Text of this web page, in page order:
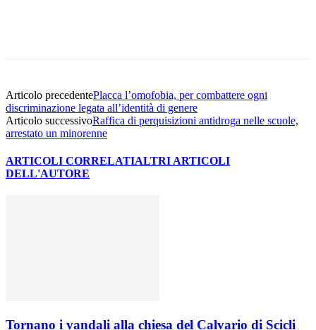
Articolo precedentePlacca l’omofobia, per combattere ogni
discriminazione legata all’identità di genere
Articolo successivoRaffica di perquisizioni antidroga nelle scuole,
arrestato un minorenne
ARTICOLI CORRELATIALTRI ARTICOLI
DELL'AUTORE
Tornano i vandali alla chiesa del Calvario di Scicli